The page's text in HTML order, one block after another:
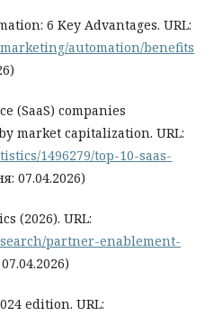
6 Key Advantages. URL:
automation/benefits
(SaaS) companies
market capitalization. URL:
1496279/top-10-saas-
07.04.2026)
(2026). URL:
partner-enablement-
edition. URL: